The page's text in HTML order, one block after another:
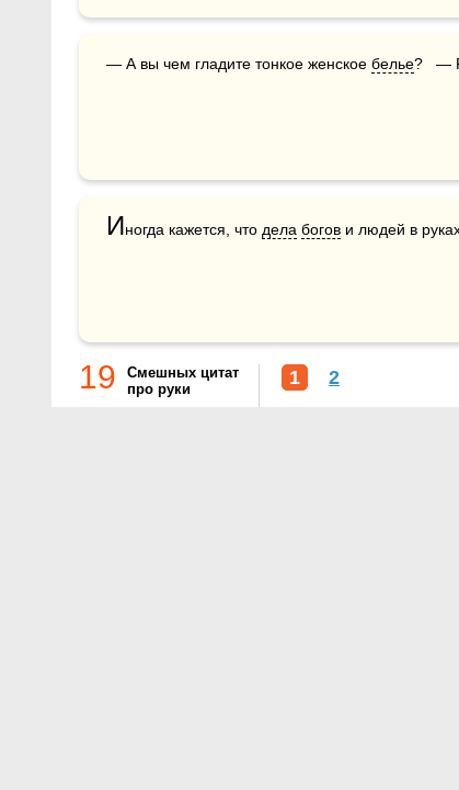
— А вы чем гладите тонкое женское белье?   —
Иногда кажется, что дела богов и людей в
19
Смешных цитат
про руки
1 2